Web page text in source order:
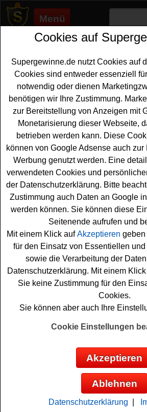
Menü
Supergewinne.de>Gewinnspiele>Reise
Anzeige:
Anzeige:
Couchstyle
Reise gewinnen
Wer gern eine traumhafteThailand
möchte, hat bei diesem kostenlosen
Gewinnspiel eine schöne
verlost Traumurlaub in Thailand im
Euro. Die An- und Abreise muss der
organisieren. Mit etwas Glück
Reise gewinnen. Falls Sie an dem
Gewinnspiel kostenlos teilnehmen
nur einen kleinen Kommentar
sich so schon Ihre Gewinnchance
haben Sie ja Glück?
Couchstyle verlost eine
Cookies auf
Supergewinne.de nutzt Cookies auf
Cookies sind entweder essenziell
notwendig oder dienen
benötigen wir Ihre Zustimmung.
zur Bereitstellung von Anzeigen mit
Monetarisierung dieser Webseite,
betrieben werden kann. Diese
können von Google Adsense auch
Werbung genutzt werden. Eine
verwendeten Cookies und
der Datenschutzerklärung. Bitte
Zustimmung auch Daten an Google
werden können. Sie können diese
Seitenende aufrufen und
Mit einem Klick aufAkzeptieren
für den Einsatz von Essentiellen
sowie die Verarbeitung der
Datenschutzerklärung. Mit einem
Sie keine Zustimmung für den
Cookies.
Sie können aber auch Ihre
Cookie Einstellungen
Akzeptieren
Ablehnen
Datenschutzerklärung